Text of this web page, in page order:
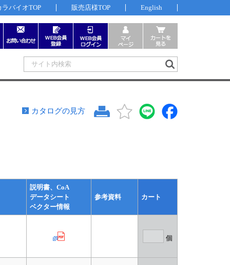
ラバイオTOP 販売店様TOP English
カタログの見方
説明書、CoA
データシート
ベクター情報
参考資料
カート
個